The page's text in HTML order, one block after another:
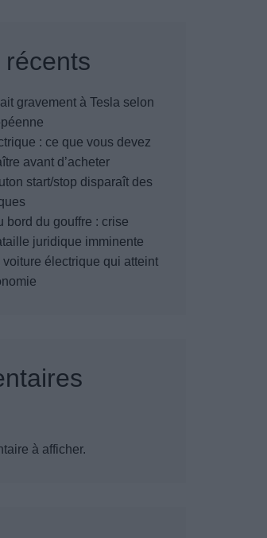
gravement à Tesla selon
: ce que vous devez
avant d’acheter
start/stop disparaît des
bord du gouffre : crise
juridique imminente
voiture électrique qui atteint
à afficher.